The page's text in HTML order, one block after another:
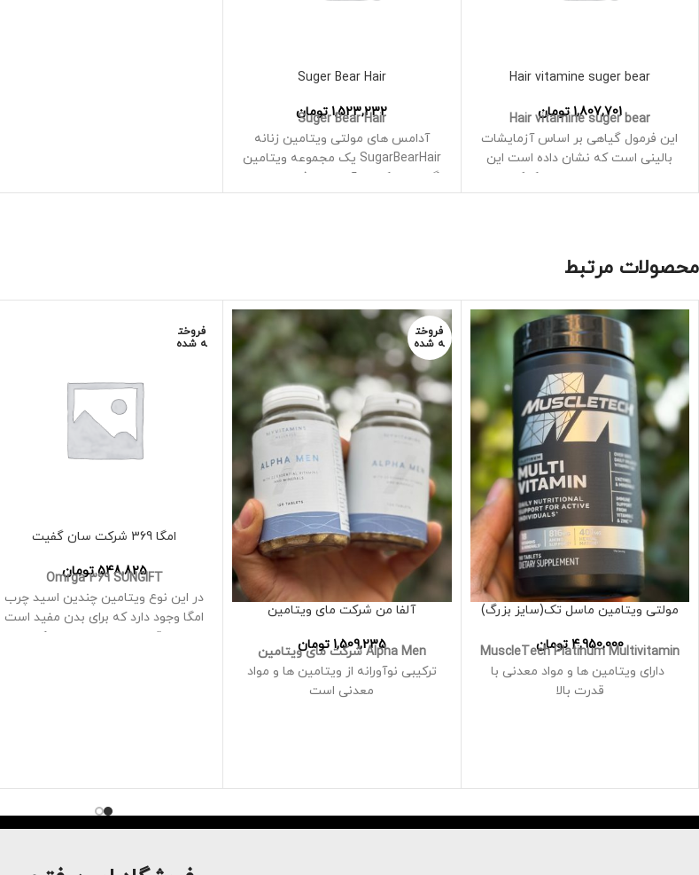
Hair vitamine suger bear
1,807,701 تومان
Hair vitamine suger bear
این فرمول گیاهی بر اساس آزمایشات
بالینی است که نشان داده است این
مواد به بهبود سلامت مو کمک می
کنند
اسید پانتوتنیک، ید، روی، کولین،
بدون ژلاتین بدون لبنیات بدون گلوتن
بدون عوارض جانبی
Suger Bear Hair
1,523,232 تومان
Suger Bear Hair
آدامس های مولتی ویتامین زنانه
SugarBearHair یک مجموعه ویتامین
گیاهی با کاربرد آسان، با فرمول علمی
و گیاهی است که برای خانم ها طراحی
آمینو اسیدهای گیاهی هستند که
ممکن است به تولید کلاژن کمک کنند
محصولات مرتبط
مولتی ویتامین ماسل تک(سایز بزرگ)
4,950,000 تومان
MuscleTech Platinum Multivitamin
دارای ویتامین ها و مواد معدنی با
قدرت بالا
حاوی ویتامین C برای حمایت از
فروخت
ه شده
آلفا من شرکت مای ویتامین
1,509,235 تومان
Alpha Men شرکت مای ویتامین
ترکیبی نوآورانه از ویتامین ها و مواد
معدنی است
به علاوه ویتامین C و کلسیم برای
همچنین سلنیوم، روی و بیوتین برای
فروخت
ه شده
امگا 369 شرکت سان گفیت
548,825 تومان
Omrga 369 SUNGIFT
در این نوع ویتامین چندین اسید چرب
امگا وجود دارد که برای بدن مفید است
و از قلب سالم حمایت می کند.